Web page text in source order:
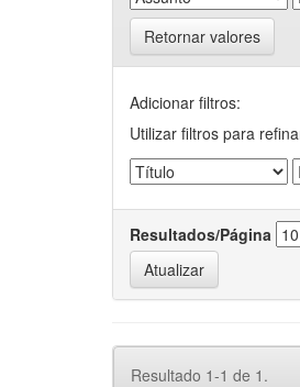
Retornar valores
Adicionar filtros:
Utilizar filtros para
Resultados/Página
Resultado 1-1 de 1.